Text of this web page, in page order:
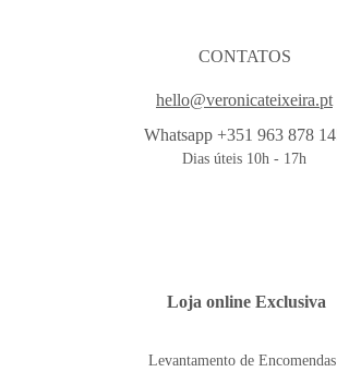
Loja online Exclusiva
CONTATOS
Whatsapp +351 963 878
Dias úteis 10h - 17h
hello@veronicateixeira.pt
Levantamento de Encomendas